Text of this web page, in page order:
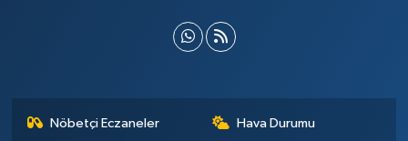
Nöbetçi Eczaneler Hava Durumu